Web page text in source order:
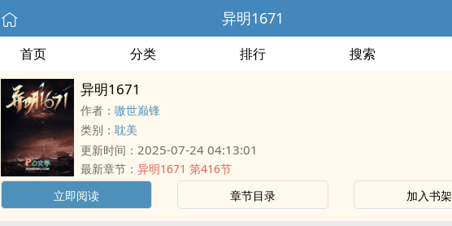
异明1671
首页 分类 排行 搜索
异明1671
作者： 嗷世巅锋
类别： 耽美
更新时间： 2025-07-24 04:13:01
最新章节： 异明1671 第416节
立即阅读
章节目录 加入书架